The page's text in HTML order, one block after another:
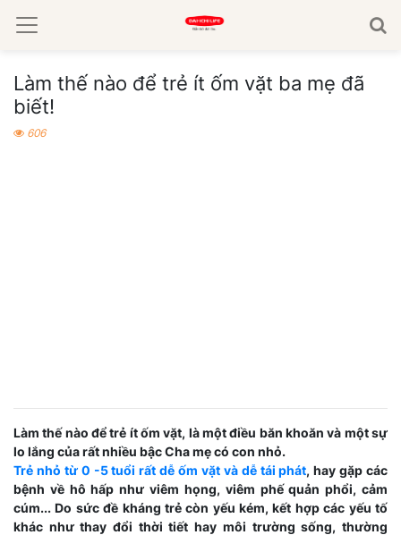
Làm thế nào để trẻ ít ốm vặt ba mẹ đã
biết!
606
Làm thế nào để trẻ ít ốm vặt, là một điều băn khoăn và một sự
lo lắng của rất nhiều bậc Cha mẹ có con nhỏ.
Trẻ nhỏ từ 0 -5 tuổi rất dễ ốm vặt và dễ tái phát, hay gặp các
bệnh về hô hấp như viêm họng, viêm phế quản phổi, cảm
cúm... Do sức đề kháng trẻ còn yếu kém, kết hợp các yếu tố
khác như thay đổi thời tiết hay môi trường sống, thường